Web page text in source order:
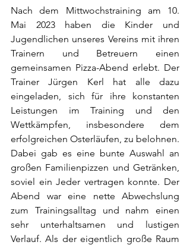
Nach dem Mittwochstraining am 10.
Mai 2023 haben die Kinder und
Jugendlichen unseres Vereins mit ihren
Trainern und Betreuern einen
gemeinsamen Pizza-Abend erlebt. Der
Trainer Jürgen Kerl hat alle dazu
eingeladen, sich für ihre konstanten
Leistungen im Training und den
Wettkämpfen, insbesondere dem
erfolgreichen Osterläufen, zu belohnen.
Dabei gab es eine bunte Auswahl an
großen Familienpizzen und Getränken,
soviel ein Jeder vertragen konnte. Der
Abend war eine nette Abwechslung
zum Trainingsalltag und nahm einen
sehr unterhaltsamen und lustigen
Verlauf. Als der eigentlich große Raum